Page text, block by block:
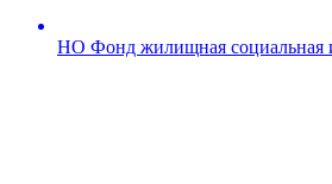
НО Фонд жилищная социальная